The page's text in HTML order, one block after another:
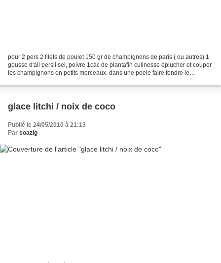
pour 2 pers 2 filets de poulet 150 gr de champignons de paris ( ou autres) 1
gousse d'ail persil sel, poivre 1càc de plantafin culinesse éplucher et couper
les champignons en petits morceaux. dans une poele faire fondre le
glace litchi / noix de coco
Publié le 24/05/2010 à 21:13
Par soazig